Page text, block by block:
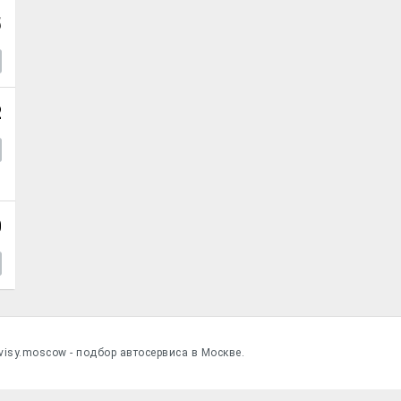
- подбор автосервиса в Москве.